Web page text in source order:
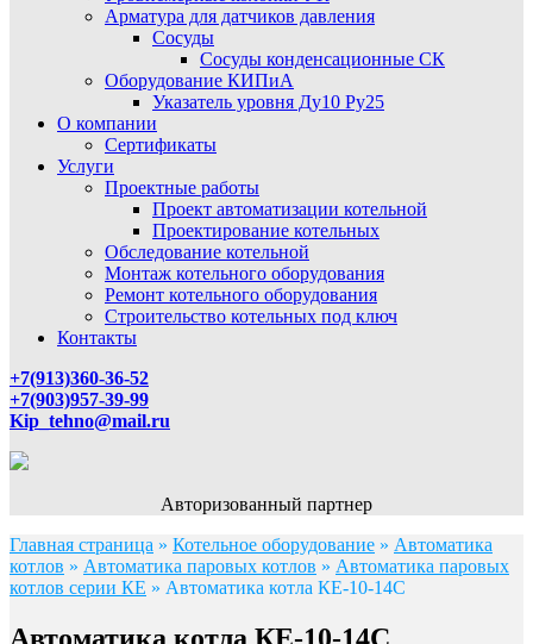
Арматура для датчиков давления
Сосуды
Сосуды конденсационные СК
Оборудование КИПиА
Указатель уровня Ду10 Ру25
О компании
Сертификаты
Услуги
Проектные работы
Проект автоматизации котельной
Проектирование котельных
Обследование котельной
Монтаж котельного оборудования
Ремонт котельного оборудования
Строительство котельных под ключ
Контакты
+7(913)360-36-52
+7(903)957-39-99
Kip_tehno@mail.ru
Авторизованный партнер
Главная страница » Котельное оборудование » Автоматика
котлов » Автоматика паровых котлов » Автоматика паровых
котлов серии КЕ » Автоматика котла КЕ-10-14С